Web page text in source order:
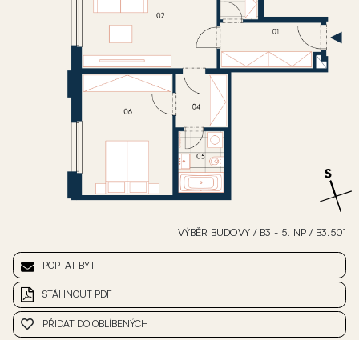
VÝBĚR BUDOVY / B3 - 5. NP / B3.501
POPTAT BYT
STÁHNOUT PDF
PŘIDAT DO OBLÍBENÝCH